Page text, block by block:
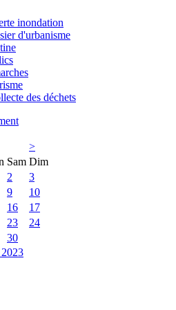
inondation
d'urbanisme
des déchets
>
Sam Dim
2
3
9
10
16
17
23
24
30
2023